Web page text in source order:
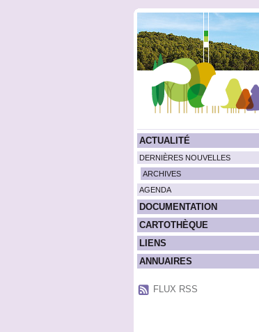
ACTUALITÉ
DERNIÈRES NOUVELLES
ARCHIVES
AGENDA
DOCUMENTATION
CARTOTHÈQUE
LIENS
ANNUAIRES
FLUX RSS